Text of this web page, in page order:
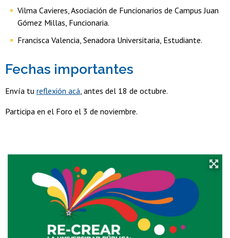
Vilma Cavieres, Asociación de Funcionarios de Campus Juan
Gómez Millas, Funcionaria.
Francisca Valencia, Senadora Universitaria, Estudiante.
Fechas importantes
Envía tu reflexión acá , antes del 18 de octubre.
Participa en el Foro el 3 de noviembre.